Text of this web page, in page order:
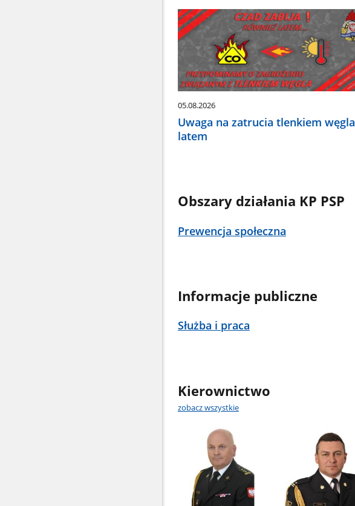
aby
wybrać
odpowiednią
pozycję.
Dane
zaktualizują
się
automatycznie.
05.08.2026
Uwaga na zatrucia tlenkiem węgla
latem
Obszary działania KP PSP
Prewencja społeczna
Informacje publiczne
Służba i praca
Kierownictwo
zobacz wszystkie